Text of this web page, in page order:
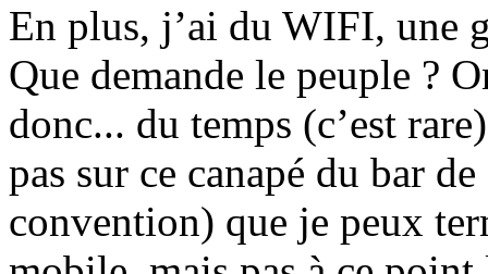
En plus, j’ai du WIFI, une
Que demande le peuple ?
donc... du temps (c’est
pas sur ce canapé du bar
convention) que je peux